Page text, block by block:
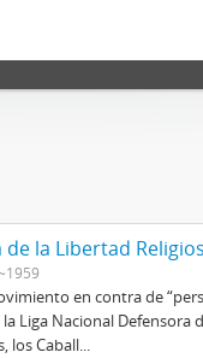
la Libertad
en contra de
Liga Nacional
los Caball...